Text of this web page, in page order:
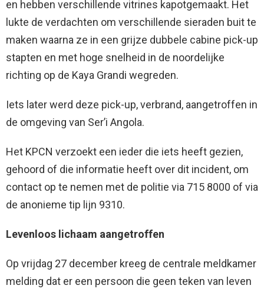
en hebben verschillende vitrines kapotgemaakt. Het
lukte de verdachten om verschillende sieraden buit te
maken waarna ze in een grijze dubbele cabine pick-up
stapten en met hoge snelheid in de noordelijke
richting op de Kaya Grandi wegreden.
Iets later werd deze pick-up, verbrand, aangetroffen in
de omgeving van Ser’i Angola.
Het KPCN verzoekt een ieder die iets heeft gezien,
gehoord of die informatie heeft over dit incident, om
contact op te nemen met de politie via 715 8000 of via
de anonieme tip lijn 9310.
Levenloos lichaam aangetroffen
Op vrijdag 27 december kreeg de centrale meldkamer
melding dat er een persoon die geen teken van leven